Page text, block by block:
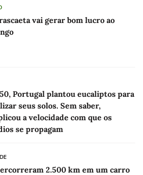
vai gerar bom lucro ao
Portugal plantou eucaliptos para
seus solos. Sem saber,
a velocidade com que os
se propagam
2.500 km em um carro